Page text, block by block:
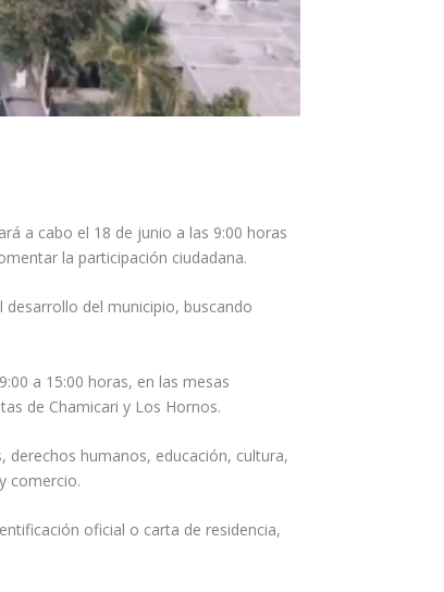
a cabo el 18 de junio a las 9:00 horas
la participación ciudadana.
del municipio, buscando
a 15:00 horas, en las mesas
de Chamicari y Los Hornos.
derechos humanos, educación, cultura,
comercio.
oficial o carta de residencia,